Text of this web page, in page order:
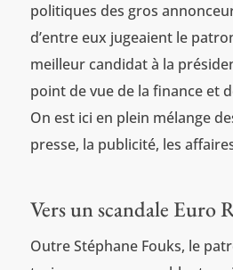
politiques des gros
d’entre eux jugeaient le
meilleur candidat à la
point de vue de la finance et
On est ici en plein mélange
presse, la publicité, les
Vers un scandale Euro
Outre Stéphane Fouks, le